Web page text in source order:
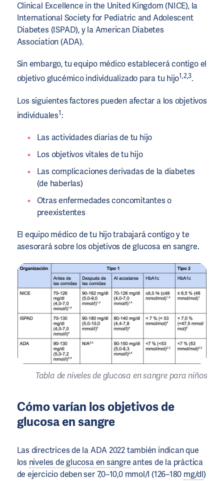
Clinical Excellence in the United Kingdom (NICE), la
International Society for Pediatric and Adolescent
Diabetes (ISPAD), y la American Diabetes
Association (ADA).
Sin embargo, tu equipo médico establecerá contigo el
objetivo glucémico individualizado para tu hijo1,2,3.
Los siguientes factores pueden afectar a los objetivos
individuales1:
Las actividades diarias de tu hijo
Los objetivos vitales de tu hijo
Las complicaciones derivadas de la diabetes
(de haberlas)
Otras enfermedades concomitantes o
preexistentes
El equipo médico de tu hijo trabajará contigo y te
asesorará sobre los objetivos de glucosa en sangre.
Tabla de niveles de glucosa en sangre para niños
Cómo varían los objetivos de
glucosa en sangre
Las directrices de la ADA 2022 también indican que
los niveles de glucosa en sangre antes de la práctica
de ejercicio deben ser 7,0–10,0 mmol/l (126–180 mg/dl)